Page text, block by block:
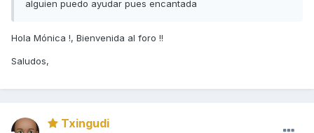
alguien puedo ayudar pues encantada
Hola Mónica !, Bienvenida al foro !!
Saludos,
Txingudi